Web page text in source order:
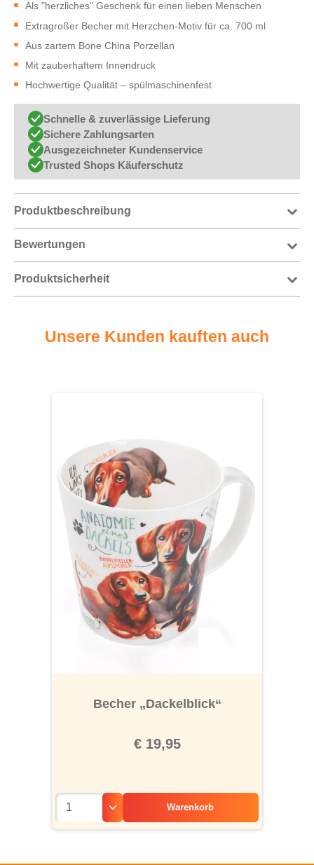
Als "herzliches" Geschenk für einen lieben Menschen
Extragroßer Becher mit Herzchen-Motiv für ca. 700 ml
Aus zartem Bone China Porzellan
Mit zauberhaftem Innendruck
Hochwertige Qualität – spülmaschinenfest
Schnelle & zuverlässige Lieferung
Sichere Zahlungsarten
Ausgezeichneter Kundenservice
Trusted Shops Käuferschutz
Produktbeschreibung
Bewertungen
Produktsicherheit
Unsere Kunden kauften auch
Becher „Dackelblick“
€ 19,95
Warenkorb